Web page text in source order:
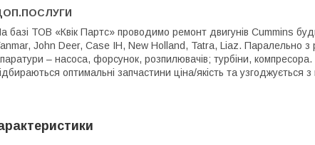
базі ТОВ «Квік Партс» проводимо ремонт двигунів Cummins
John Deer, Case IH, New Holland, Tatra, Liaz. Паралельно з
– насоса, форсунок, розпилювачів; турбіни,
оптимальні запчастини ціна/якість та узгоджується з